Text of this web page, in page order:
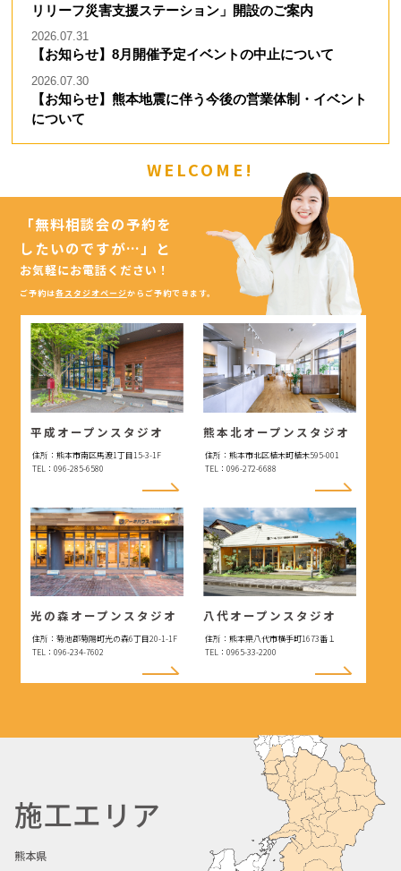
リリーフ災害支援ステーション」開設のご案内
2026.07.31
【お知らせ】8月開催予定イベントの中止について
2026.07.30
【お知らせ】熊本地震に伴う今後の営業体制・イベント
について
WELCOME!
「無料相談会の予約を
したいのですが…」
と
お気軽にお電話ください！
ご予約は各スタジオページからご予約できます。
平成オープンスタジオ
住所：熊本市南区馬渡1丁目15-3-1F
TEL：096-285-6580
熊本北オープンスタジオ
住所：熊本市北区植木町植木595-001
TEL：096-272-6688
光の森オープンスタジオ
住所：菊池郡菊陽町光の森6丁目20-1-1F
TEL：096-234-7602
八代オープンスタジオ
住所：熊本県八代市横手町1673番１
TEL：0965-33-2200
施工エリア
熊本県